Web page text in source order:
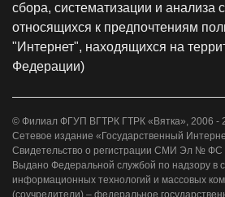
сбора, систематизации и анализа
относящихся к предпочтениям
"Интернет", находящихся на
Федерации)
© Филиал ФГУП ВГТРК ГТРК «Вятка», 2006 -
Сетевое издание «Государственный
Свидетельство о регистрации СМИ Эл № ФС
Выдано Федеральной службой по надзору в
информационных технологий и массовых
(соучредители) – федеральное